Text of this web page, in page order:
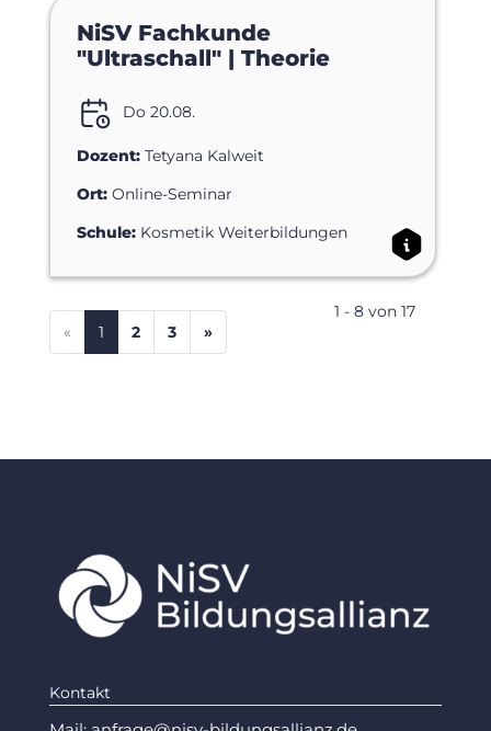
NiSV Fachkunde
"Ultraschall" | Theorie
Do 20.08.
Dozent: Tetyana Kalweit
Ort: Online-Seminar
Schule: Kosmetik Weiterbildungen
1 - 8 von 17
«
1(current)
2 3 »
Kontakt